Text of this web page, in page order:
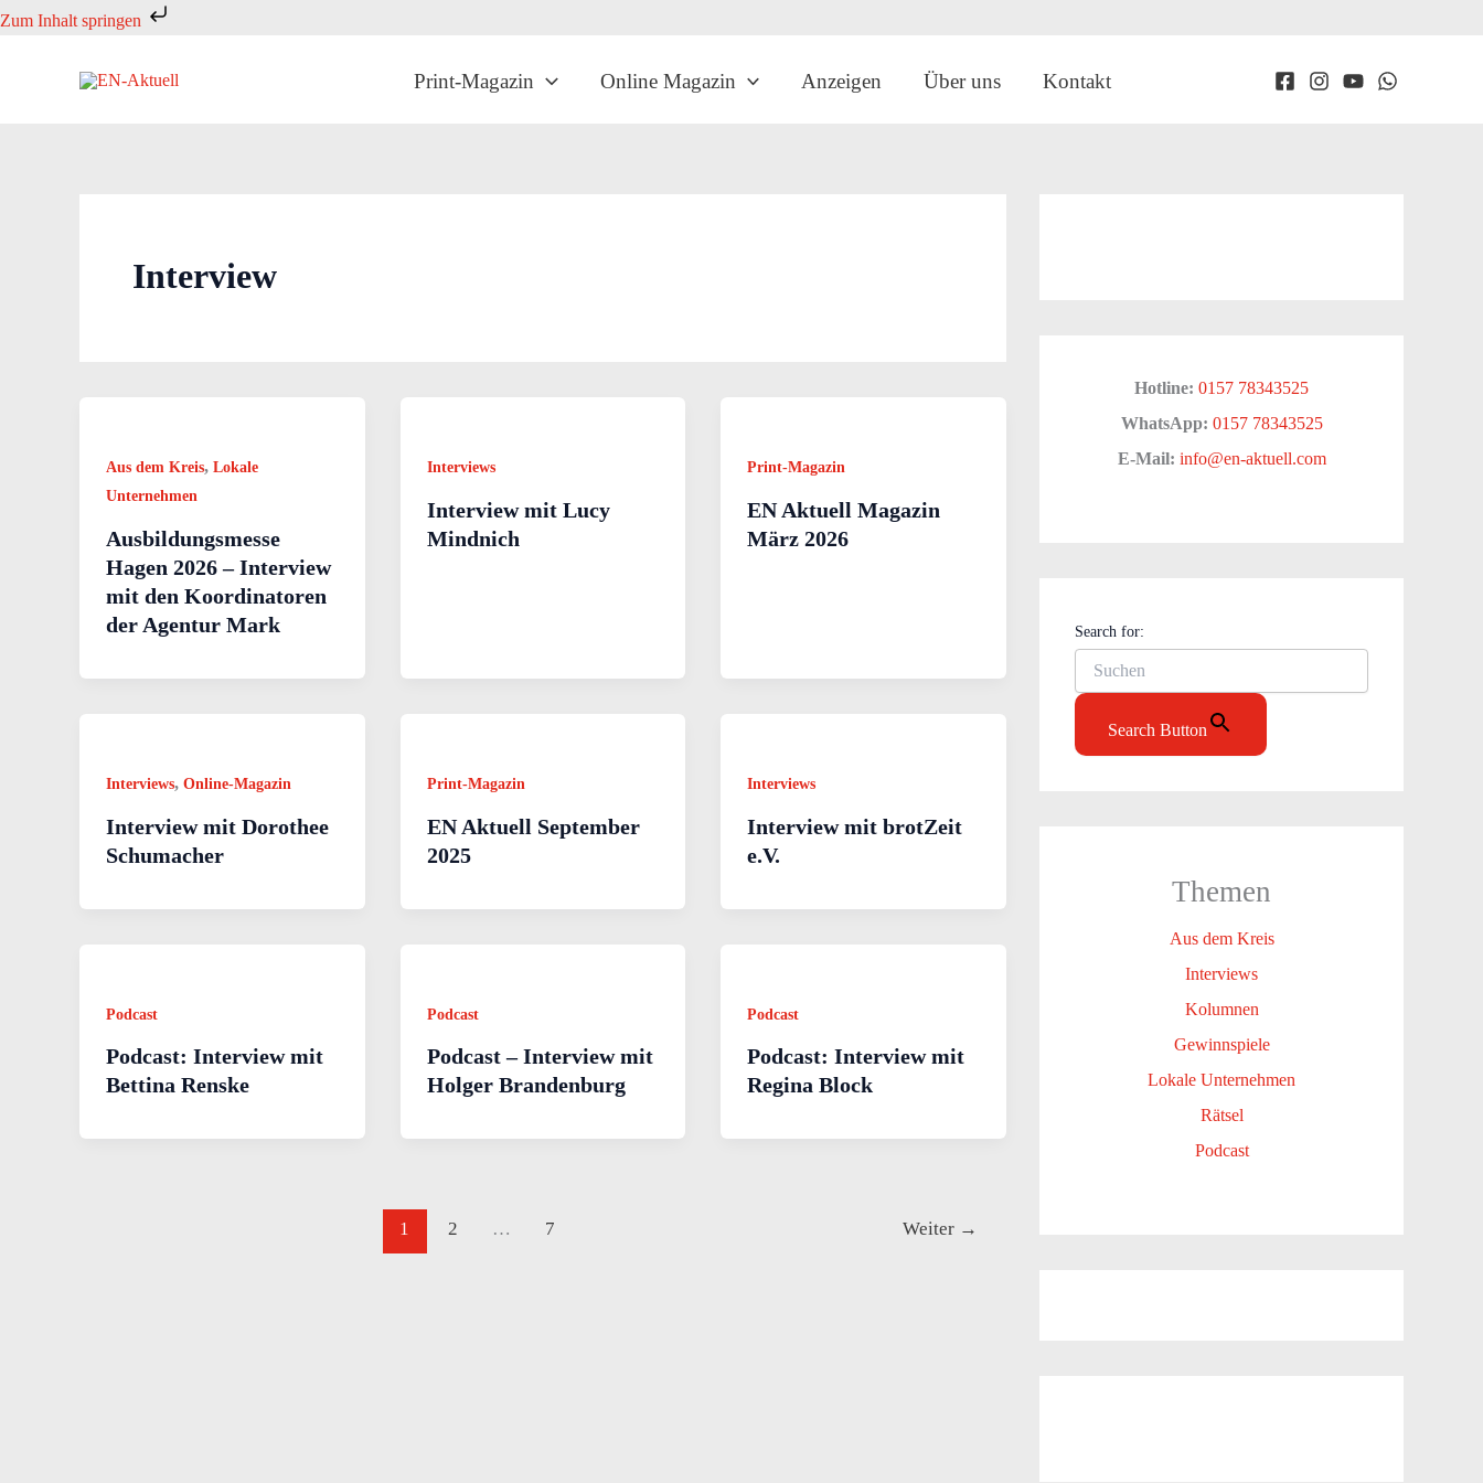
Zum Inhalt springen
Zum
Print-Magazin Online Magazin Anzeigen Über uns Kontakt
Interview
Aus dem Kreis, Lokale
Unternehmen
Ausbildungsmesse
Hagen 2026 – Interview
mit den Koordinatoren
der Agentur Mark
Interviews
Interview mit Lucy
Mindnich
Print-Magazin
EN Aktuell Magazin
März 2026
Interviews, Online-Magazin
Interview mit Dorothee
Schumacher
Print-Magazin
EN Aktuell September
2025
Interviews
Interview mit brotZeit
e.V.
Podcast
Podcast: Interview mit
Bettina Renske
Podcast
Podcast – Interview mit
Holger Brandenburg
Podcast
Podcast: Interview mit
Regina Block
1 2 … 7 Weiter →
Hotline: 0157 78343525
WhatsApp: 0157 78343525
E-Mail: info@en-aktuell.com
Search for:
Search Button
Themen
Aus dem Kreis
Interviews
Kolumnen
Gewinnspiele
Lokale Unternehmen
Rätsel
Podcast